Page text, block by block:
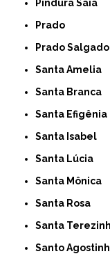
Pindura Saia
Prado
Prado
Santa Amelia
Santa Branca
Santa Efigênia
Santa Isabel
Santa Lúcia
Santa Mônica
Santa Rosa
Santa
Santo